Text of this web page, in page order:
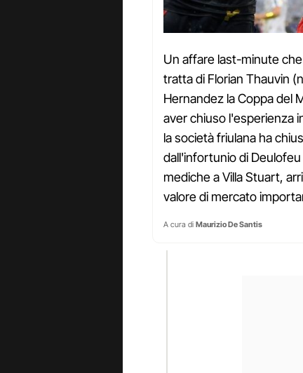
Un affare last-minute
tratta di Florian Thauvin
Hernandez la Coppa del
aver chiuso l'esperienza
la società friulana ha
dall'infortunio di
mediche a Villa Stuart,
valore di mercato
A cura di Maurizio De Santis